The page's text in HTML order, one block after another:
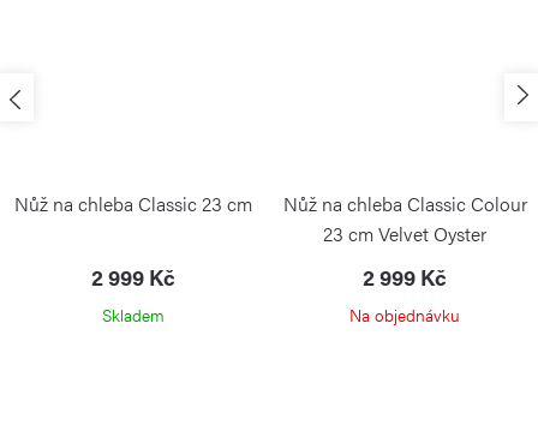
Nůž na chleba Classic 23 cm
2 999 Kč
Skladem
Nůž na chleba Classic Colour
23 cm Velvet Oyster
2 999 Kč
Na objednávku